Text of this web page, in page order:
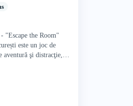
"Escape the Room"
este un joc de
aventură şi distracţie,